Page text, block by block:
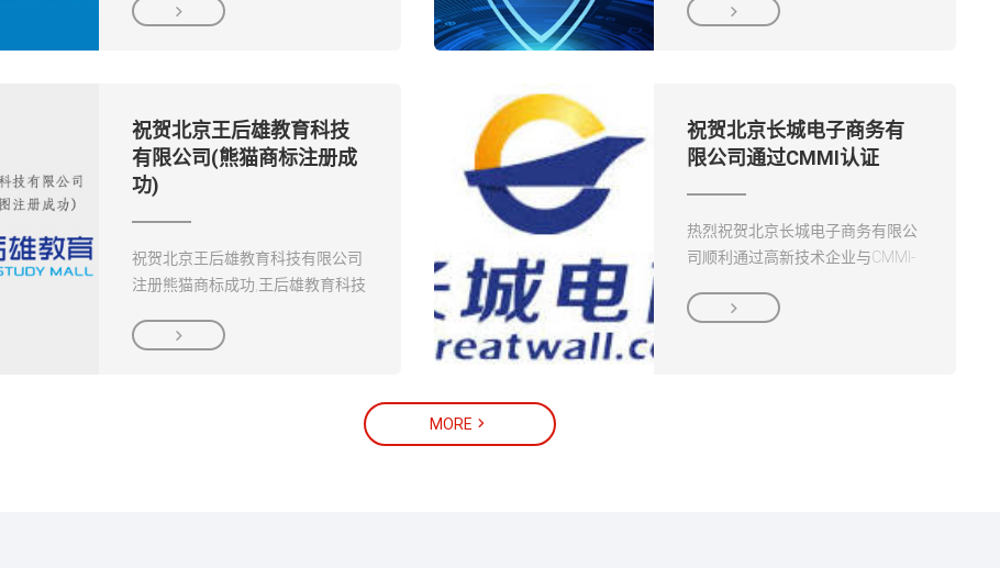
立于2005年，是一家第三方IT系统

祝贺北京王后雄教育科技
有限公司(熊猫商标注册成
功)
祝贺北京王后雄教育科技有限公司
注册熊猫商标成功,王后雄教育科技
院、广东教育出版社、七色光国际

采购管理经验和电子化采购方面发
电子商务公司。...

祝贺北京长城电子商务有
限公司通过CMMI认证
热烈祝贺北京长城电子商务有限公
司顺利通过高新技术企业与CMMI-

MORE 